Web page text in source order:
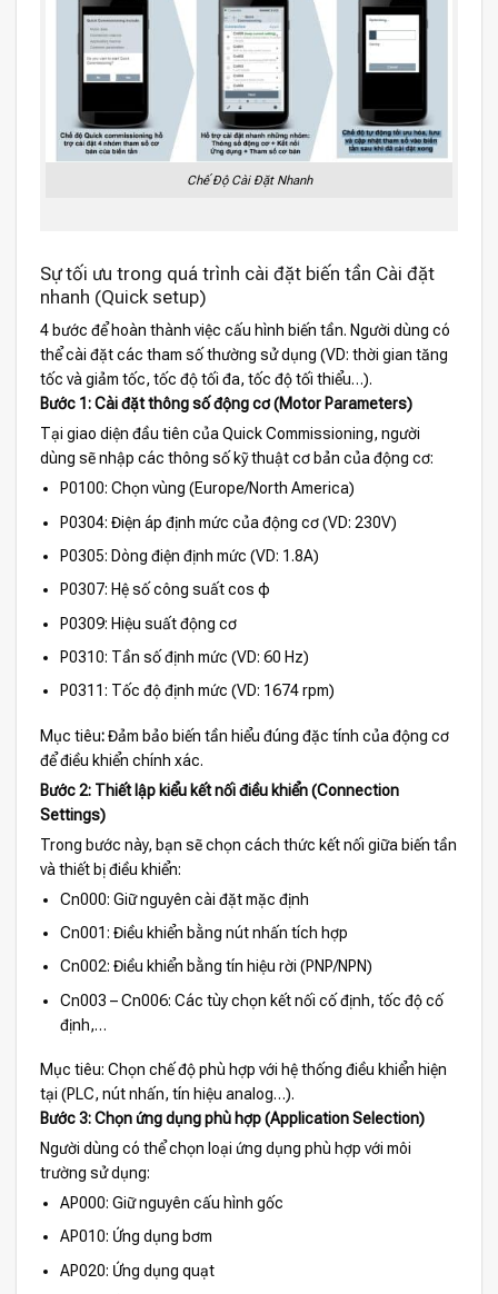
Chế Độ Cài Đặt Nhanh
Sự tối ưu trong quá trình cài đặt biến tần Cài đặt
nhanh (Quick setup)
4 bước để hoàn thành việc cấu hình biến tần. Người dùng có
thể cài đặt các tham số thường sử dụng (VD: thời gian tăng
tốc và giảm tốc, tốc độ tối đa, tốc độ tối thiểu…).
Bước 1: Cài đặt thông số động cơ (Motor Parameters)
Tại giao diện đầu tiên của Quick Commissioning, người
dùng sẽ nhập các thông số kỹ thuật cơ bản của động cơ:
P0100: Chọn vùng (Europe/North America)
P0304: Điện áp định mức của động cơ (VD: 230V)
P0305: Dòng điện định mức (VD: 1.8A)
P0307: Hệ số công suất cos φ
P0309: Hiệu suất động cơ
P0310: Tần số định mức (VD: 60 Hz)
P0311: Tốc độ định mức (VD: 1674 rpm)
Mục tiêu:Đảm bảo biến tần hiểu đúng đặc tính của động cơ
để điều khiển chính xác.
Bước 2: Thiết lập kiểu kết nối điều khiển (Connection
Settings)
Trong bước này, bạn sẽ chọn cách thức kết nối giữa biến tần
và thiết bị điều khiển:
Cn000: Giữ nguyên cài đặt mặc định
Cn001: Điều khiển bằng nút nhấn tích hợp
Cn002: Điều khiển bằng tín hiệu rời (PNP/NPN)
Cn003 – Cn006: Các tùy chọn kết nối cố định, tốc độ cố
định,…
Mục tiêu: Chọn chế độ phù hợp với hệ thống điều khiển hiện
tại (PLC, nút nhấn, tín hiệu analog…).
Bước 3: Chọn ứng dụng phù hợp (Application Selection)
Người dùng có thể chọn loại ứng dụng phù hợp với môi
trường sử dụng:
AP000: Giữ nguyên cấu hình gốc
AP010: Ứng dụng bơm
AP020: Ứng dụng quạt